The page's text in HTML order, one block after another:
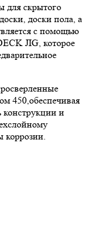
для скрытого
доски пола, а
с помощью
JIG, которое
450,обеспечивая
конструкции и